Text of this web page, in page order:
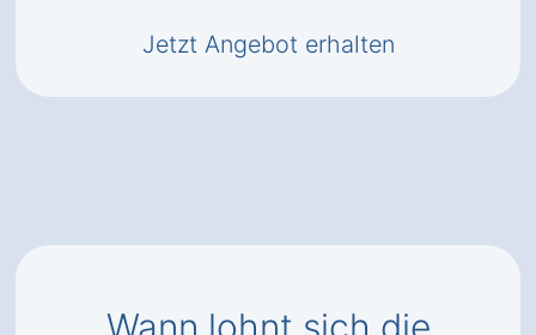
Jetzt Angebot erhalten